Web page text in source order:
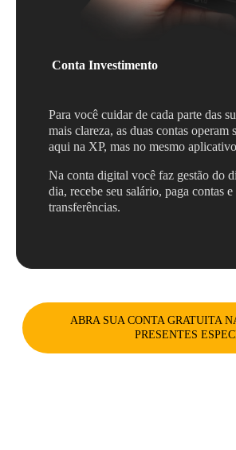
Conta Investimento
Para você cuidar de cada parte das
mais clareza, as duas contas operam
aqui na XP, mas no mesmo
Na conta digital você faz gestão do
dia, recebe seu salário, paga contas
transferências.
ABRA SUA CONTA GRATUITA
PRESENTES